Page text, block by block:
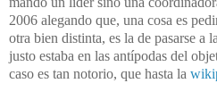
2006 alegando que, una cosa es
otra bien distinta, es la de pasarse a
justo estaba en las antípodas del
caso es tan notorio, que hasta la